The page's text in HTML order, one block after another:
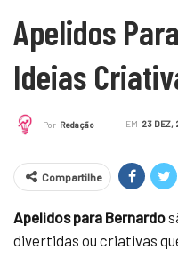
Apelidos
Ideias
Por Redação EM 23 DEZ,
Compartilhe
Apelidos para Bernardo
divertidas ou criativas